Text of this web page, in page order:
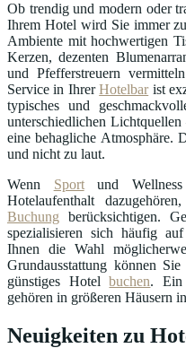
Ob trendig und modern oder
Ihrem Hotel wird Sie immer
Ambiente mit hochwertigen
Kerzen, dezenten
und Pfefferstreuern
Service in IhrerHotelbarist
typisches und
unterschiedlichen
eine behagliche Atmosphäre.
und nicht zu laut.
Wenn Sportund
Hotelaufenthalt
Buchung berücksichtigen.
spezialisieren sich häufig
Ihnen die Wahl
Grundausstattung können
günstiges Hotelbuchen. Ein
gehören in größeren Häusern
Neuigkeiten zu